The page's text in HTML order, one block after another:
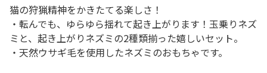
猫の狩猟精神をかきたてる楽しさ！
・転んでも、ゆらゆら揺れて起き上がります！玉乗りネズ
ミと、起き上がりネズミの2種類揃った嬉しいセット。
・天然ウサギ毛を使用したネズミのおもちゃです。